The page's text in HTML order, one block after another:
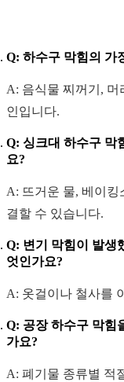
Q: 하수구 막힘의 가
A: 음식물 찌꺼기,
인입니다.
Q: 싱크대 하수구 막
요?
A: 뜨거운 물, 베이
결할 수 있습니다.
Q: 변기 막힘이 발생
엇인가요?
A: 옷걸이나 철사를
Q: 공장 하수구 막힘
가요?
A: 폐기물 종류별 적